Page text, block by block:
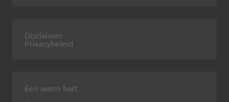
Disclaimer
Privacybeleid
Een warm hart
.